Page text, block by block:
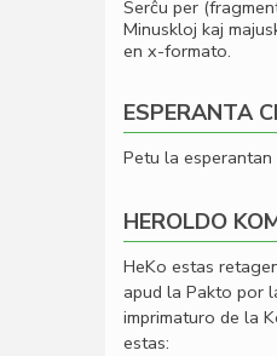
Serĉu per
Minuskloj kaj
en x-formato.
ESPERANTA
Petu la
HEROLDO
HeKo estas
apud la Pakto por
imprimaturo de la
estas: